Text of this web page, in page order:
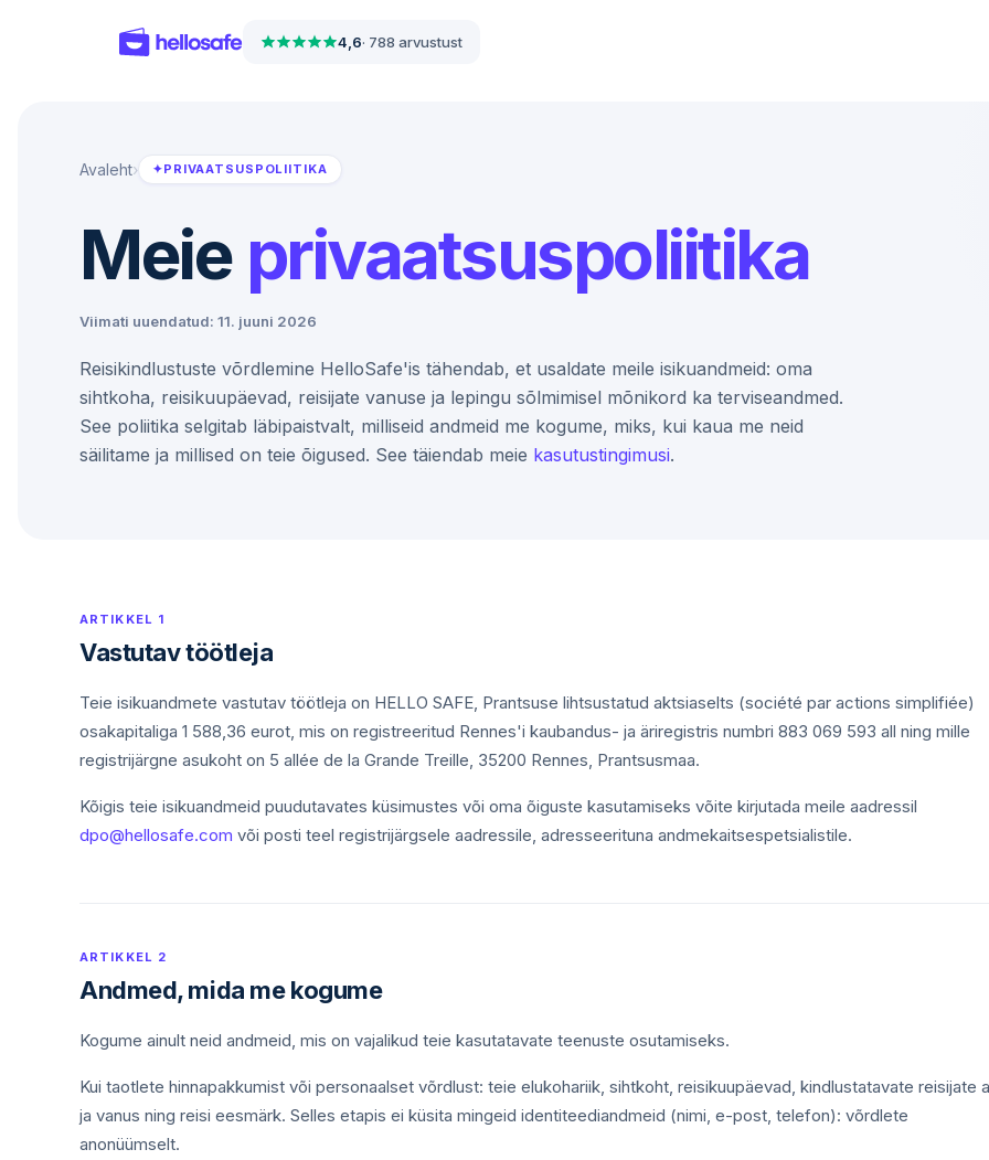
4,6· 788 arvustust
Avaleht› ✦PRIVAATSUSPOLIITIKA
Meie privaatsuspoliitika
Viimati uuendatud: 11. juuni 2026
Reisikindlustuste võrdlemine HelloSafe'is tähendab, et usaldate meile isikuandmeid: oma
sihtkoha, reisikuupäevad, reisijate vanuse ja lepingu sõlmimisel mõnikord ka terviseandmed.
See poliitika selgitab läbipaistvalt, milliseid andmeid me kogume, miks, kui kaua me neid
säilitame ja millised on teie õigused. See täiendab meie kasutustingimusi.
ARTIKKEL 1
Vastutav töötleja
Teie isikuandmete vastutav töötleja on HELLO SAFE, Prantsuse lihtsustatud aktsiaselts (société par actions simplifiée)
osakapitaliga 1 588,36 eurot, mis on registreeritud Rennes'i kaubandus- ja äriregistris numbri 883 069 593 all ning mille
registrijärgne asukoht on 5 allée de la Grande Treille, 35200 Rennes, Prantsusmaa.
Kõigis teie isikuandmeid puudutavates küsimustes või oma õiguste kasutamiseks võite kirjutada meile aadressil
dpo@hellosafe.com või posti teel registrijärgsele aadressile, adresseerituna andmekaitsespetsialistile.
ARTIKKEL 2
Andmed, mida me kogume
Kogume ainult neid andmeid, mis on vajalikud teie kasutatavate teenuste osutamiseks.
Kui taotlete hinnapakkumist või personaalset võrdlust: teie elukohariik, sihtkoht, reisikuupäevad, kindlustatavate reisijate
ja vanus ning reisi eesmärk. Selles etapis ei küsita mingeid identiteediandmeid (nimi, e-post, telefon): võrdlete
anonüümselt.